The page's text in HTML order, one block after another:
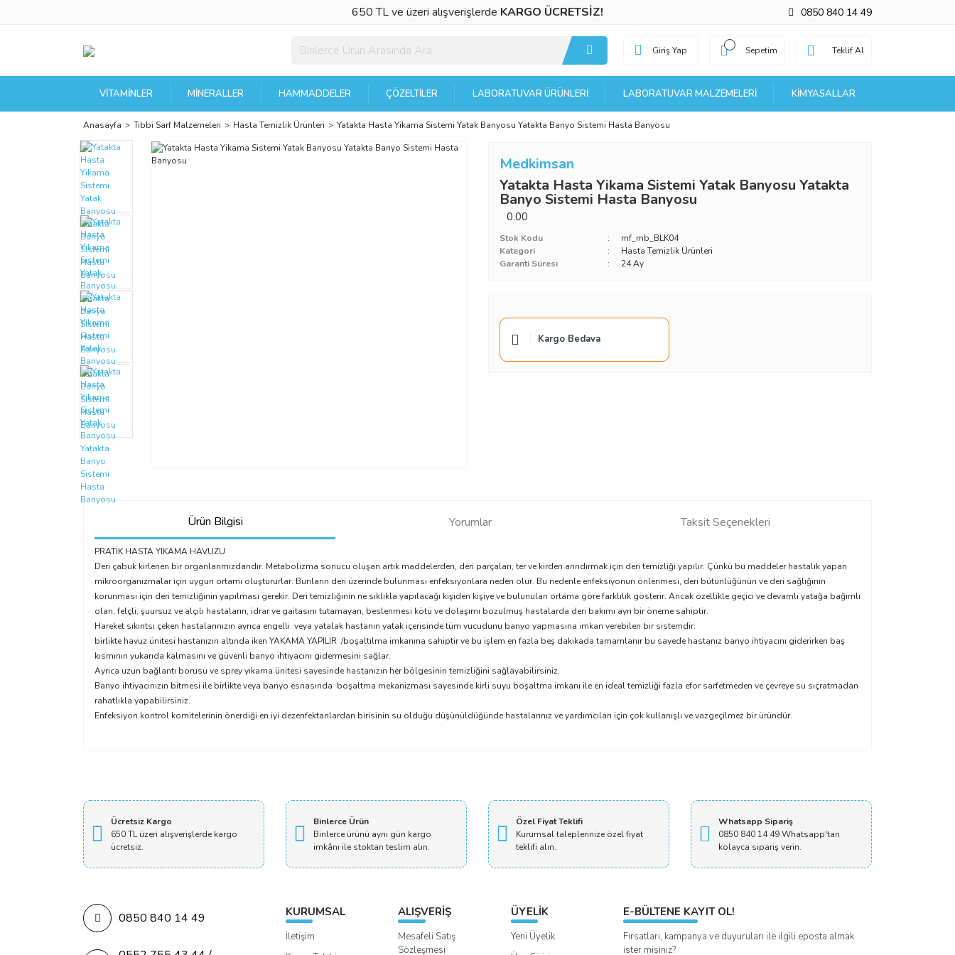
650 TL ve üzeri alışverişlerde KARGO ÜCRETSİZ! 0850 840 14 49
Giriş Yap Sepetim Teklif Al
VITAMINLER MINERALLER HAMMADDELER ÇÖZELTILER LABORATUVAR ÜRÜNLERI LABORATUVAR MALZEMELERI KIMYASALLAR
Anasayfa Tıbbi Sarf Malzemeleri Hasta Temizlik Ürünleri Yatakta Hasta Yikama Sistemi Yatak Banyosu Yatakta Banyo Sistemi Hasta Banyosu
Medkimsan
Yatakta Hasta Yikama Sistemi Yatak Banyosu Yatakta
Banyo Sistemi Hasta Banyosu
0.00
Stok Kodu
mf_mb_BLK04
Kategori
Hasta Temizlik Ürünleri
Garanti Süresi
24 Ay
Kargo Bedava
Ürün Bilgisi Yorumlar Taksit Seçenekleri
PRATİK HASTA YIKAMA HAVUZU
Deri çabuk kirlenen bir organlarımızdandır. Metabolizma sonucu oluşan artık maddelerden, deri parçaları, ter ve kirden arındırmak için deri temizliği yapılır. Çünkü bu maddeler hastalık yapan
mikroorganizmalar için uygun ortamı oluştururlar. Bunların deri üzerinde bulunması enfeksiyonlara neden olur. Bu nedenle enfeksiyonun önlenmesi, deri bütünlüğünün ve deri sağlığının
korunması için deri temizliğinin yapılması gerekir. Deri temizliğinin ne sıklıkla yapılacağı kişiden kişiye ve bulunulan ortama göre farklılık gösterir. Ancak özellikle geçici ve devamlı yatağa bağımlı
olan, felçli, şuursuz ve alçılı hastaların, idrar ve gaitasını tutamayan, beslenmesi kötü ve dolaşımı bozulmuş hastalarda deri bakımı ayrı bir öneme sahiptir.
Hareket sıkıntsı çeken hastalarınızın ayrıca engelli veya yatalak hastanın yatak içerisinde tüm vucudunu banyo yapmasına imkan verebilen bir sistemdir.
birlikte havuz ünitesi hastanızın altında iken YAKAMA YAPILIR /boşaltılma imkanına sahiptir ve bu işlem en fazla beş dakikada tamamlanır bu sayede hastanız banyo ihtiyacını giderirken baş
kısmının yukarıda kalmasını ve güvenli banyo ihtiyacını gidermesini sağlar.
Ayrıca uzun bağlantı borusu ve sprey yıkama ünitesi sayesinde hastanızın her bölgesinin temizliğini sağlayabilirsiniz.
Banyo ihtiyacınızın bitmesi ile birlikte veya banyo esnasında boşaltma mekanizması sayesinde kirli suyu boşaltma imkanı ile en ideal temizliği fazla efor sarfetmeden ve çevreye su sıçratmadan
rahatlıkla yapabilirsiniz.
Enfeksiyon kontrol komitelerinin önerdiği en iyi dezenfektanlardan birisinin su olduğu düşünüldüğünde hastalarınız ve yardımcıları için çok kullanışlı ve vazgeçilmez bir üründür.
Ücretsiz Kargo
650 TL üzeri alışverişlerde kargo
ücretsiz.
Binlerce Ürün
Binlerce ürünü aynı gün kargo
imkânı ile stoktan teslim alın.
Özel Fiyat Teklifi
Kurumsal taleplerinize özel fiyat
teklifi alın.
Whatsapp Sipariş
0850 840 14 49 Whatsapp'tan
kolayca sipariş verin.
0850 840 14 49 KURUMSAL
İletişim
ALIŞVERİŞ
Mesafeli Satış
Sözleşmesi
ÜYELİK
Yeni Üyelik
E-BÜLTENE KAYIT OL!
Fırsatları, kampanya ve duyuruları ile ilgili eposta almak
ister misiniz?